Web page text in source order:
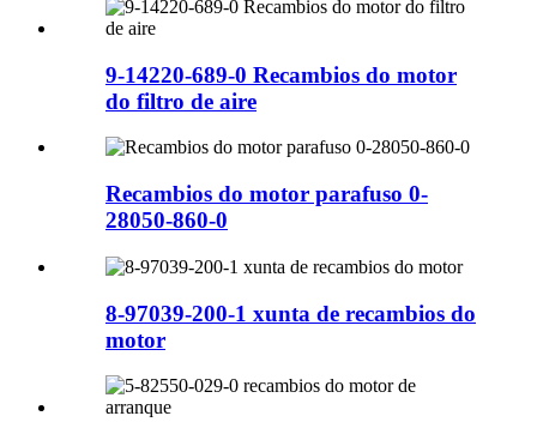
9-14220-689-0 Recambios do motor
do filtro de aire
Recambios do motor parafuso 0-
28050-860-0
8-97039-200-1 xunta de recambios do
motor